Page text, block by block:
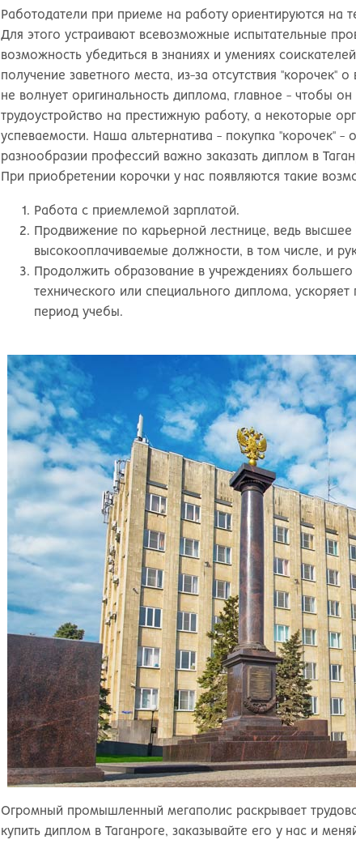
Работодатели при приеме на работу ориентируются на
Для этого устраивают всевозможные испытательные
возможность убедиться в знаниях и умениях
получение заветного места, из-за отсутствия
не волнует оригинальность диплома, главное - чтобы
трудоустройство на престижную работу, а некоторые
успеваемости. Наша альтернатива - покупка "корочек" -
разнообразии профессий важно заказать диплом в
При приобретении корочки у нас появляются такие
Работа с приемлемой зарплатой.
Продвижение по карьерной лестнице, ведь
высокооплачиваемые должности, в том числе, и
Продолжить образование в учреждениях большего
технического или специального диплома,
период учебы.
Огромный промышленный мегаполис раскрывает
купить диплом в Таганроге, заказывайте его у нас и